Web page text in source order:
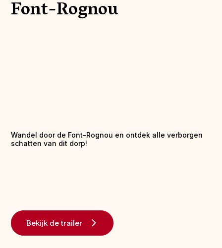
Font-Rognou
Wandel door de Font-Rognou en ontdek alle verborgen
schatten van dit dorp!
Bekijk de trailer